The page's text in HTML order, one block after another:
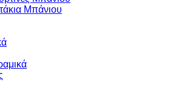
Μπάνιου